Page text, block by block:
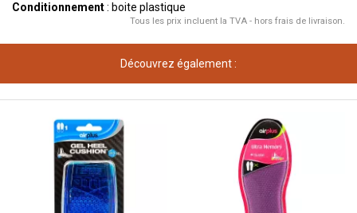
Conditionnement: boite plastique
Tous les prix incluent la TVA - hors frais de livraison.
Découvrez également :